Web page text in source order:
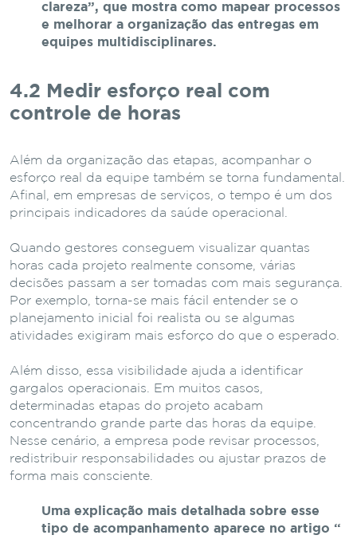
clareza”, que mostra como mapear processos
e melhorar a organização das entregas em
equipes multidisciplinares.
4.2 Medir esforço real com
controle de horas
Além da organização das etapas, acompanhar o
esforço real da equipe também se torna fundamental.
Afinal, em empresas de serviços, o tempo é um dos
principais indicadores da saúde operacional.
Quando gestores conseguem visualizar quantas
horas cada projeto realmente consome, várias
decisões passam a ser tomadas com mais segurança.
Por exemplo, torna-se mais fácil entender se o
planejamento inicial foi realista ou se algumas
atividades exigiram mais esforço do que o esperado.
Além disso, essa visibilidade ajuda a identificar
gargalos operacionais. Em muitos casos,
determinadas etapas do projeto acabam
concentrando grande parte das horas da equipe.
Nesse cenário, a empresa pode revisar processos,
redistribuir responsabilidades ou ajustar prazos de
forma mais consciente.
Uma explicação mais detalhada sobre esse
tipo de acompanhamento aparece no artigo “